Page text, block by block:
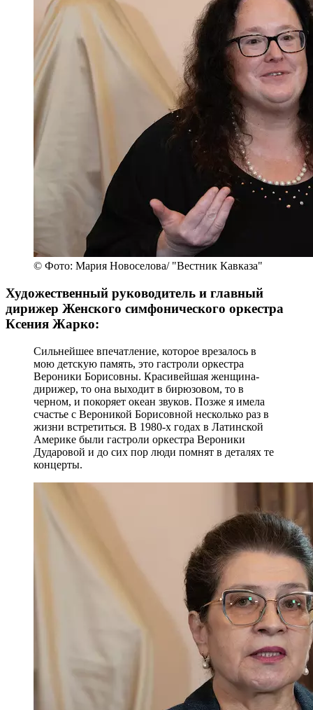
© Фото: Мария Новоселова/ "Вестник Кавказа"
Художественный руководитель и главный
дирижер Женского симфонического оркестра
Ксения Жарко:
Сильнейшее впечатление, которое врезалось в
мою детскую память, это гастроли оркестра
Вероники Борисовны. Красивейшая женщина-
дирижер, то она выходит в бирюзовом, то в
черном, и покоряет океан звуков. Позже я имела
счастье с Вероникой Борисовной несколько раз в
жизни встретиться. В 1980-х годах в Латинской
Америке были гастроли оркестра Вероники
Дударовой и до сих пор люди помнят в деталях те
концерты.